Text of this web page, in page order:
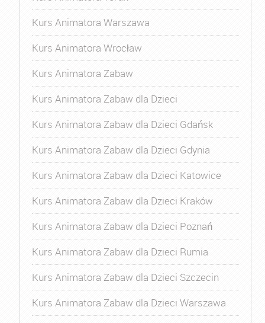
Kurs Animatora Warszawa
Kurs Animatora Wrocław
Kurs Animatora Zabaw
Kurs Animatora Zabaw dla Dzieci
Kurs Animatora Zabaw dla Dzieci Gdańsk
Kurs Animatora Zabaw dla Dzieci Gdynia
Kurs Animatora Zabaw dla Dzieci Katowice
Kurs Animatora Zabaw dla Dzieci Kraków
Kurs Animatora Zabaw dla Dzieci Poznań
Kurs Animatora Zabaw dla Dzieci Rumia
Kurs Animatora Zabaw dla Dzieci Szczecin
Kurs Animatora Zabaw dla Dzieci Warszawa